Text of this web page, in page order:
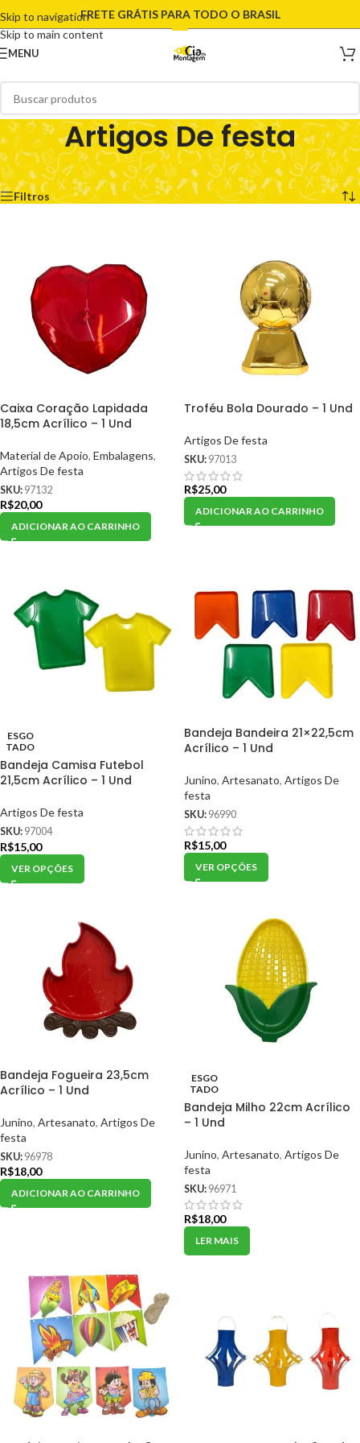
Skip to navigation
Skip to main content
FRETE GRÁTIS PARA TODO O BRASIL
MENU
Artigos De festa
Início Artigos De festa Exibindo 1–12 de 176 resultados
Filtros
Caixa Coração Lapidada
18,5cm Acrílico – 1 Und
Material de Apoio, Embalagens,
Artigos De festa
SKU: 97132
R$20,00
ADICIONAR AO CARRINHO
Troféu Bola Dourado – 1 Und
Artigos De festa
SKU: 97013
R$25,00
ADICIONAR AO CARRINHO
ESGO
TADO
Bandeja Camisa Futebol
21,5cm Acrílico – 1 Und
Artigos De festa
SKU: 97004
R$15,00
VER OPÇÕES
Bandeja Bandeira 21×22,5cm
Acrílico – 1 Und
Junino, Artesanato, Artigos De
festa
SKU: 96990
R$15,00
VER OPÇÕES
Bandeja Fogueira 23,5cm
Acrílico – 1 Und
Junino, Artesanato, Artigos De
festa
SKU: 96978
R$18,00
ADICIONAR AO CARRINHO
ESGO
TADO
Bandeja Milho 22cm Acrílico
– 1 Und
Junino, Artesanato, Artigos De
festa
SKU: 96971
R$18,00
LER MAIS